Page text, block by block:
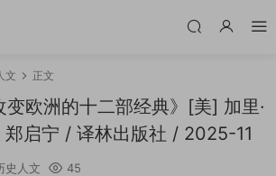
文 正文
变欧洲的十二部经典》[美] 加里·
启宁 / 译林出版社 / 2025-11
史人文 45